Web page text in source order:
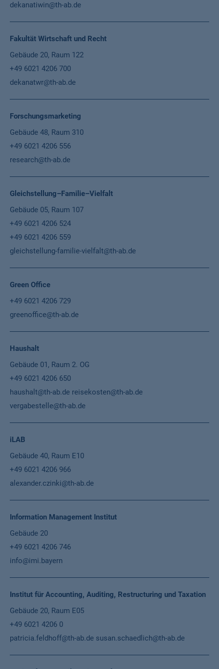
dekanatiwin@th-ab.de
Fakultät Wirtschaft und Recht
Gebäude 20, Raum 122
+49 6021 4206 700
dekanatwr@th-ab.de
Forschungsmarketing
Gebäude 48, Raum 310
+49 6021 4206 556
research@th-ab.de
Gleichstellung–Familie–Vielfalt
Gebäude 05, Raum 107
+49 6021 4206 524
+49 6021 4206 559
gleichstellung-familie-vielfalt@th-ab.de
Green Office
+49 6021 4206 729
greenoffice@th-ab.de
Haushalt
Gebäude 01, Raum 2. OG
+49 6021 4206 650
haushalt@th-ab.de reisekosten@th-ab.de
vergabestelle@th-ab.de
iLAB
Gebäude 40, Raum E10
+49 6021 4206 966
alexander.czinki@th-ab.de
Information Management Institut
Gebäude 20
+49 6021 4206 746
info@imi.bayern
Institut für Accounting, Auditing, Restructuring und Taxation
Gebäude 20, Raum E05
+49 6021 4206 0
patricia.feldhoff@th-ab.de susan.schaedlich@th-ab.de